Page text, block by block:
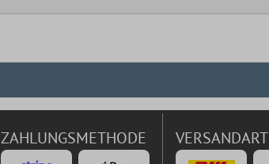
ZAHLUNGSMETHODE VERSANDART